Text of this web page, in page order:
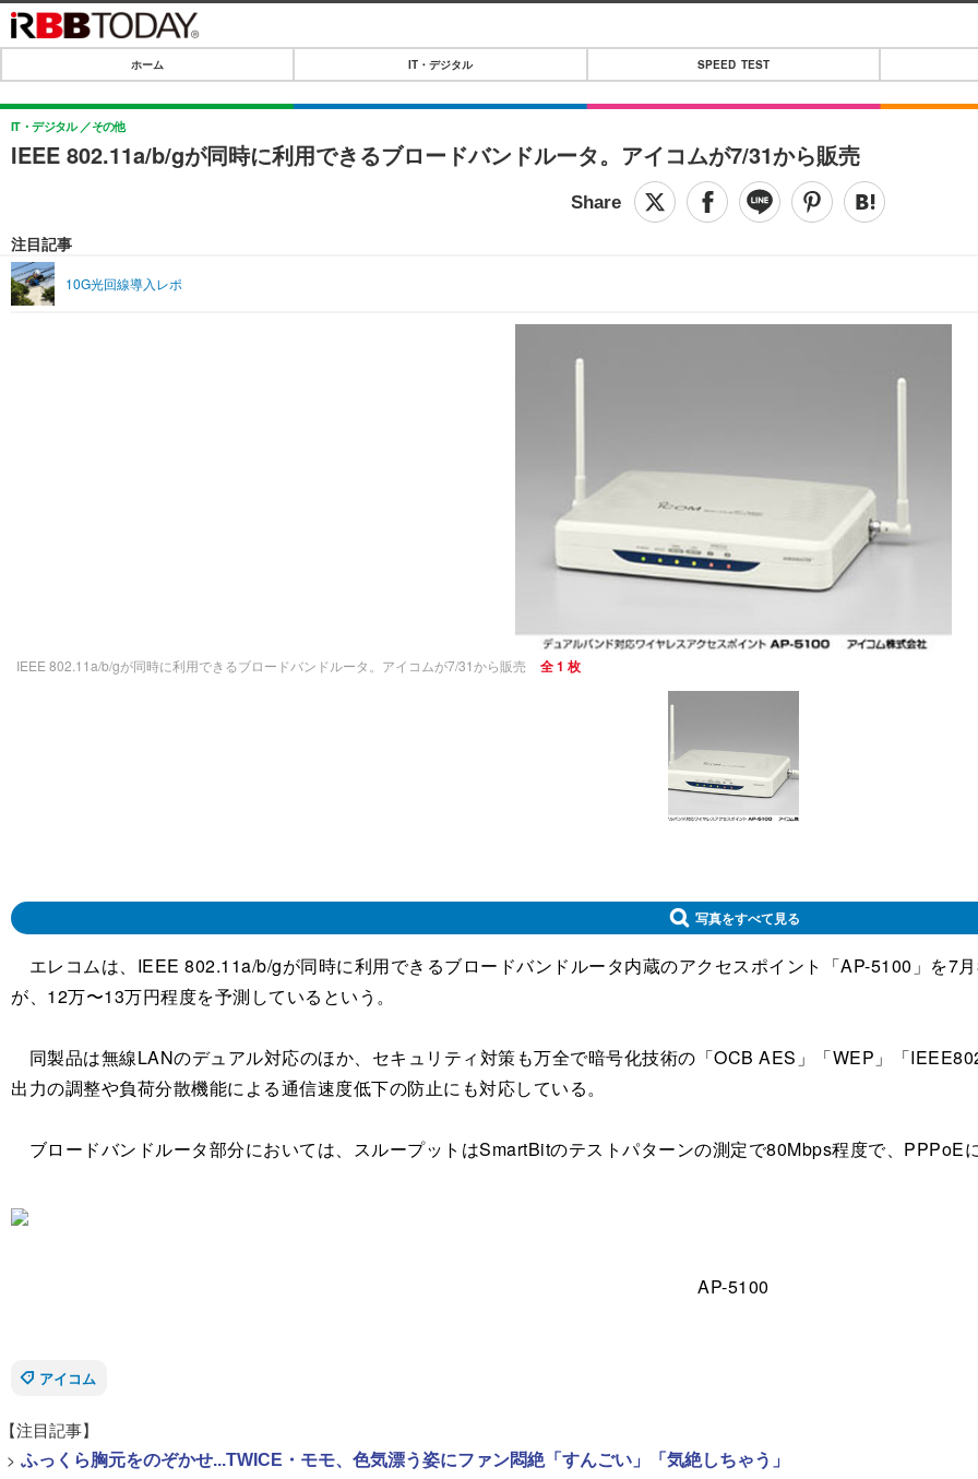
IT・デジタル
IT・デジタルTOP
SPEED TEST
ライフ
リリース一覧
ホーム IT・デジタル SPEED TEST
IEEE 802.11a/b/gが同時に利用できるブロードバンドルータ。アイコムが7/31から販売
IT・デジタル その他
注目記事
10G光回線導入レポ
IEEE 802.11a/b/gが同時に利用できるブロードバンドルータ。アイコムが7/31から販売 全 1 枚
写真をすべて見る
エレコムは、IEEE 802.11a/b/gが同時に利用できるブロードバンドルータ内蔵のアクセスポイント「AP-5100」を7
が、12万〜13万円程度を予測しているという。
同製品は無線LANのデュアル対応のほか、セキュリティ対策も万全で暗号化技術の「OCB AES」「WEP」「
出力の調整や負荷分散機能による通信速度低下の防止にも対応している。
ブロードバンドルータ部分においては、スループットはSmartBitのテストパターンの測定で80Mbps程度で、PPPoE
AP-5100
アイコム
【注目記事】
> ふっくら胸元をのぞかせ...TWICE・モモ、色気漂う姿にファン悶絶「すんごい」「気絶しちゃう」